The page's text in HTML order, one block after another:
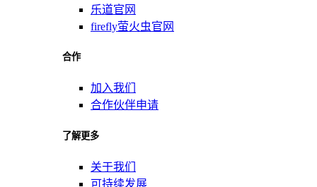
乐道官网
firefly萤火虫官网
合作
加入我们
合作伙伴申请
了解更多
关于我们
可持续发展